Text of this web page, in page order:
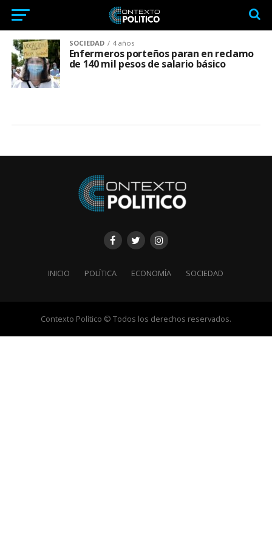
SOCIEDAD 4 años
Enfermeros porteños paran en reclamo
de 140 mil pesos de salario básico
INICIO POLÍTICA ECONOMÍA SOCIEDAD
Contexto Político © Todos los derechos reservados.